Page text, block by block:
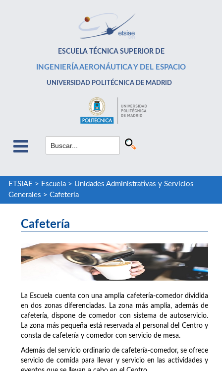
ESCUELA TÉCNICA SUPERIOR DE
INGENIERÍA AERONÁUTICA Y DEL ESPACIO
UNIVERSIDAD POLITÉCNICA DE MADRID
ETSIAE > Escuela> Unidades Administrativas y Servicios
Generales > Cafetería
Cafetería
La Escuela cuenta con una amplia cafetería-comedor dividida
en dos zonas diferenciadas. La zona más amplia, además de
cafetería, dispone de comedor con sistema de autoservicio.
La zona más pequeña está reservada al personal del Centro y
consta de cafetería y comedor con servicio de mesa.
Además del servicio ordinario de cafetería-comedor, se ofrece
servicio de comida para llevar y servicio en las actividades y